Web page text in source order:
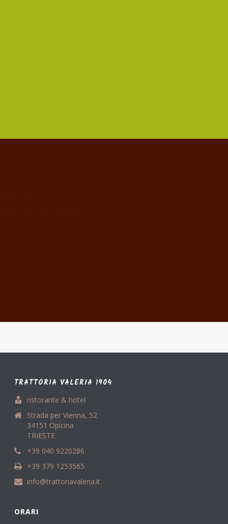
TRATTORIA VALERIA 1904
ristorante & hotel
Strada per Vienna, 52
34151 Opicina
TRIESTE
+39 040 9220286
+39 379 1253565
info@trattoriavaleria.it
ORARI